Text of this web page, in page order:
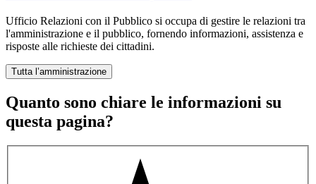
Ufficio Relazioni con il Pubblico si occupa di gestire le relazioni tra
l'amministrazione e il pubblico, fornendo informazioni, assistenza e
risposte alle richieste dei cittadini.
Tutta l’amministrazione
Quanto sono chiare le informazioni su
questa pagina?